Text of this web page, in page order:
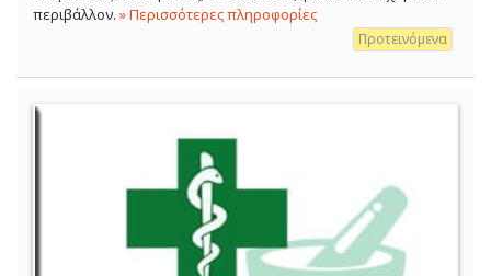
περιβάλλον. » Περισσότερες πληροφορίες
Προτεινόμενα